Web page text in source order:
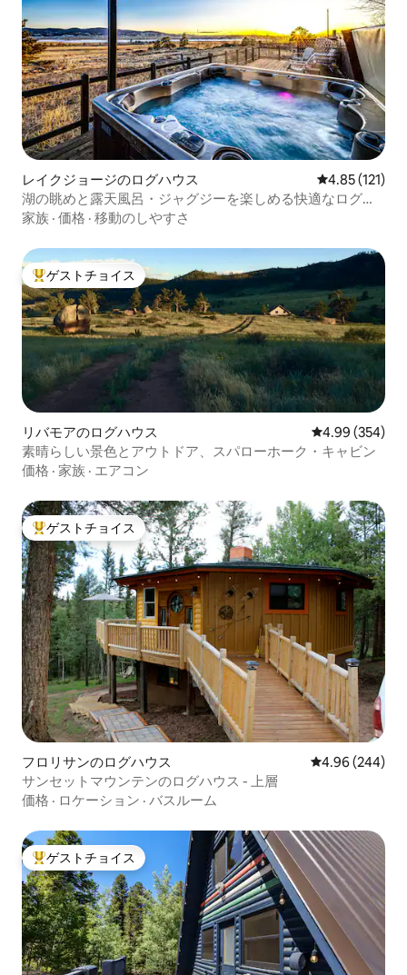
レイクジョージのログハウス レビュー121
4.85 (121)
湖の眺めと露天風呂・ジャグジーを楽しめる快適なログハ
ウス
家族 · 価格 · 移動のしやすさ
大好評のゲストチョイスです。
ゲストチョイス
リバモアのログハウス レビュー354
4.99 (354)
素晴らしい景色とアウトドア、スパローホーク・キャビン
価格 · 家族 · エアコン
大好評のゲストチョイスです。
ゲストチョイス
フロリサンのログハウス レビュー244
4.96 (244)
サンセットマウンテンのログハウス - 上層
価格 · ロケーション · バスルーム
大好評のゲストチョイスです。
ゲストチョイス